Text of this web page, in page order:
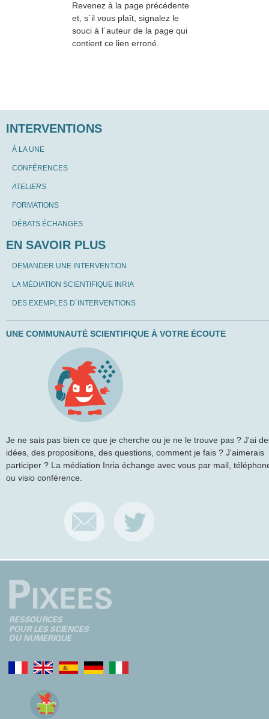
Revenez à la page précédente
et, s´il vous plaît, signalez le
souci à l´auteur de la page qui
contient ce lien erroné.
INTERVENTIONS
À LA UNE
CONFÉRENCES
ATELIERS
FORMATIONS
DÉBATS ÉCHANGES
EN SAVOIR PLUS
DEMANDER UNE INTERVENTION
LA MÉDIATION SCIENTIFIQUE INRIA
DES EXEMPLES D´INTERVENTIONS
UNE COMMUNAUTÉ SCIENTIFIQUE À VOTRE ÉCOUTE
Je ne sais pas bien ce que je cherche ou je ne le trouve pas ? J'ai
idées, des propositions, des questions, comment je fais ? J'aimerais
participer ? La médiation Inria échange avec vous par mail,
ou visio conférence.